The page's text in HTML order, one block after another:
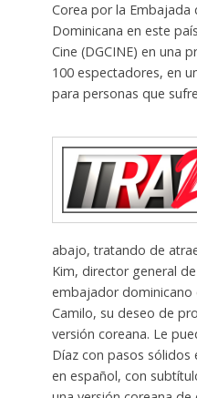
Corea por la Embajada
Dominicana en este
Cine (DGCINE) en una
100 espectadores, en
para personas que
abajo, tratando de
Kim, director general
embajador dominicano
Camilo, su deseo de
versión coreana. Le
Díaz con pasos sólidos
en español, con